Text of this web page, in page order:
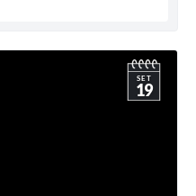
SET
19